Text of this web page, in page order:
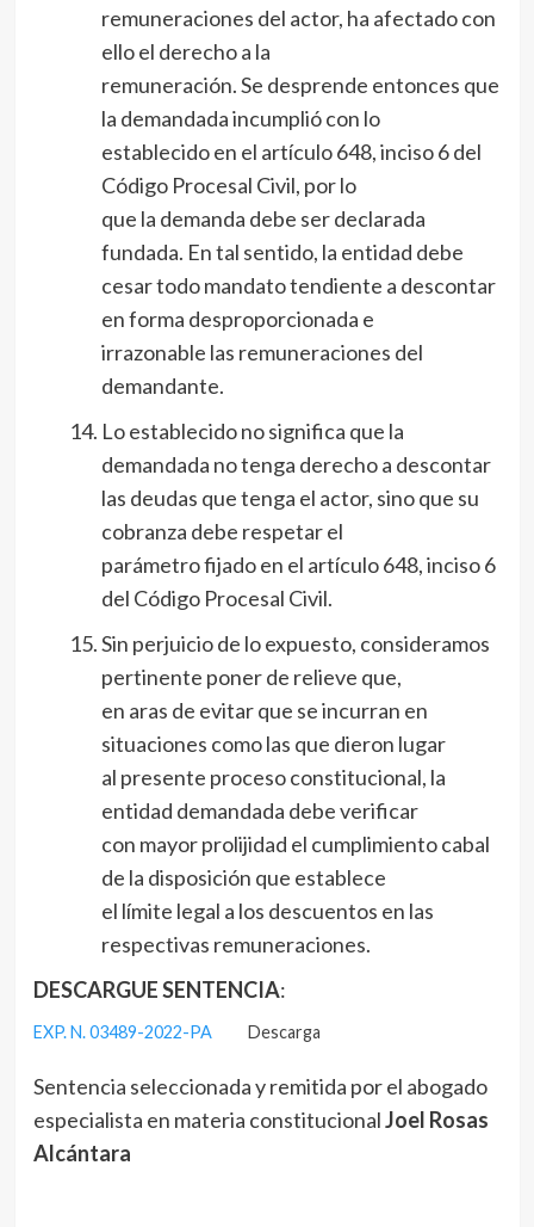
remuneraciones del actor, ha afectado con
ello el derecho a la
remuneración. Se desprende entonces que
la demandada incumplió con lo
establecido en el artículo 648, inciso 6 del
Código Procesal Civil, por lo
que la demanda debe ser declarada
fundada. En tal sentido, la entidad debe
cesar todo mandato tendiente a descontar
en forma desproporcionada e
irrazonable las remuneraciones del
demandante.
Lo establecido no significa que la
demandada no tenga derecho a descontar
las deudas que tenga el actor, sino que su
cobranza debe respetar el
parámetro fijado en el artículo 648, inciso 6
del Código Procesal Civil.
Sin perjuicio de lo expuesto, consideramos
pertinente poner de relieve que,
en aras de evitar que se incurran en
situaciones como las que dieron lugar
al presente proceso constitucional, la
entidad demandada debe verificar
con mayor prolijidad el cumplimiento cabal
de la disposición que establece
el límite legal a los descuentos en las
respectivas remuneraciones.
DESCARGUE SENTENCIA:
EXP. N. 03489-2022-PA Descarga
Sentencia seleccionada y remitida por el abogado
especialista en materia constitucionalJoel Rosas
Alcántara